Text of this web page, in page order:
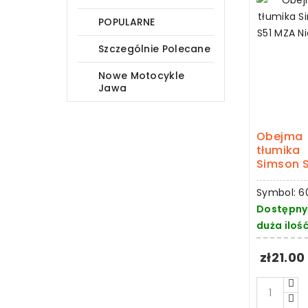
POPULARNE
Szczególnie Polecane
Nowe Motocykle
Jawa
Obejma
tłumika
Simson
Symbol:
duża ilość
zł21.00